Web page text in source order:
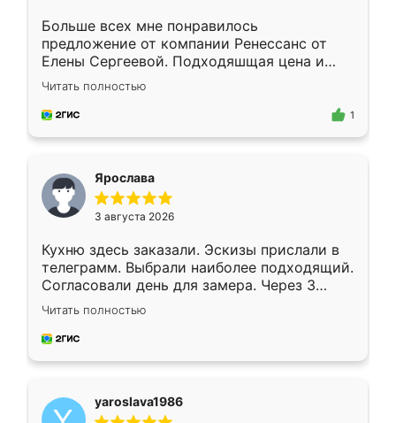
Больше всех мне понравилось
предложение от компании Ренессанс от
Елены Сергеевой. Подходяшщая цена и
короткие сроки изготовления. Приехавший
для замера сотрудник Владислав
предложил по моему эскизу самый
Читать полностью
1
Ярослава
3 августа 2026
Кухню здесь заказали. Эскизы прислали в
телеграмм. Выбрали наиболее подходящий.
Согласовали день для замера. Через 3
недели кухня была уже готова. Остались
довольны работой. Спасибо Ренессанс
мебель за качественную работу!
Читать полностью
yaroslava1986